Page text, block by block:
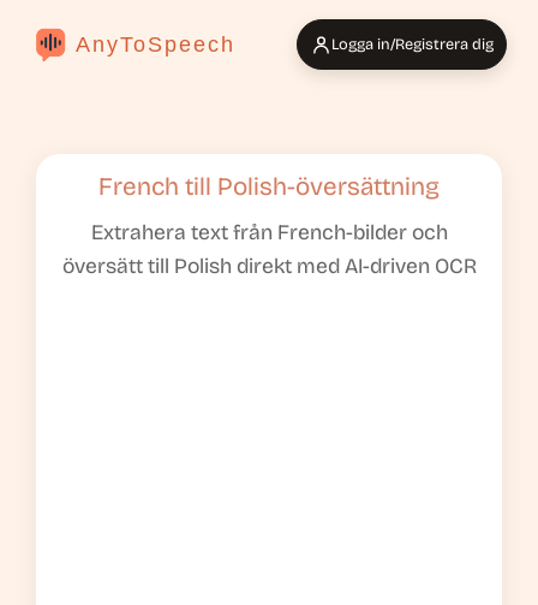
AnyToSpeech Logga in/Registrera dig
French till Polish-översättning
Extrahera text från French-bilder och
översätt till Polish direkt med AI-driven OCR